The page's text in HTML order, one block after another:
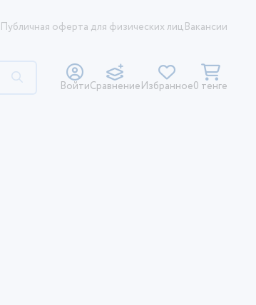
Публичная оферта для физических лицВакансии
ВойтиСравнениеИзбранное0 тенге